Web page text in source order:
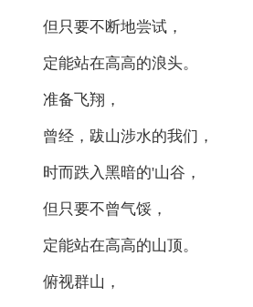
但只要不断地尝试，
定能站在高高的浪头。
准备飞翔，
曾经，跋山涉水的我们，
时而跌入黑暗的'山谷，
但只要不曾气馁，
定能站在高高的山顶。
俯视群山，